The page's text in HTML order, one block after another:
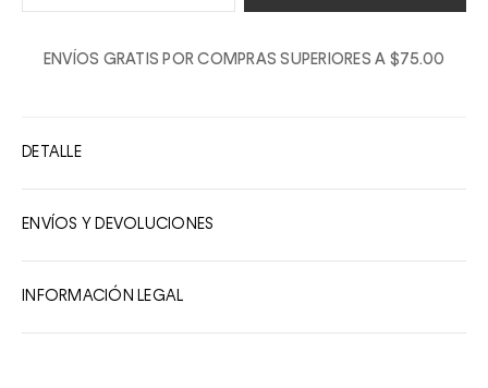
2ENVÍOS GRATIS POR COMPRAS SUPERIORES A $75.00
DETALLE
ENVÍOS Y DEVOLUCIONES
INFORMACIÓN LEGAL